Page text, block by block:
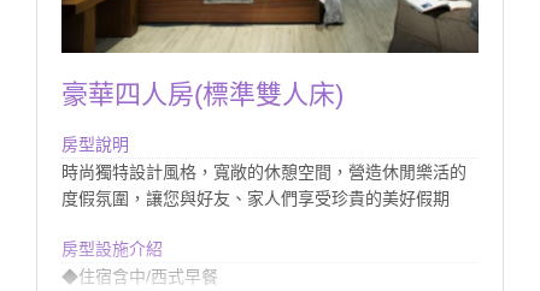
豪華四人房(標準雙人床)
房型說明
時尚獨特設計風格，寬敞的休憩空間，營造休閒樂活的
度假氛圍，讓您與好友、家人們享受珍貴的美好假期
房型設施介紹
◆住宿含中/西式早餐